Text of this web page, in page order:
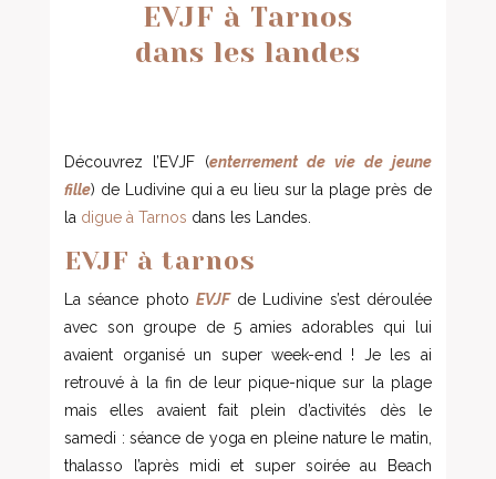
EVJF à Tarnos
dans les landes
Découvrez l’EVJF (enterrement de vie de jeune
fille) de Ludivine qui a eu lieu sur la plage près de
la digue à Tarnos dans les Landes.
EVJF à tarnos
La séance photo EVJFde Ludivine s’est déroulée
avec son groupe de 5 amies adorables qui lui
avaient organisé un super week-end ! Je les ai
retrouvé à la fin de leur pique-nique sur la plage
mais elles avaient fait plein d’activités dès le
samedi : séance de yoga en pleine nature le matin,
thalasso l’après midi et super soirée au Beach